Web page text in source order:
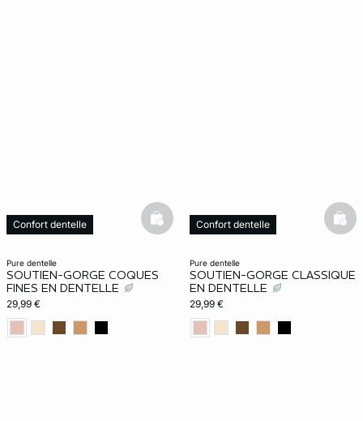
pure dentelle
SOUTIEN-GORGE COQUES
FINES EN DENTELLE
29,99 €
Confort dentelle basketfull
pure dentelle
SOUTIEN-GORGE CLASSIQUE
EN DENTELLE
29,99 €
Confort dentelle